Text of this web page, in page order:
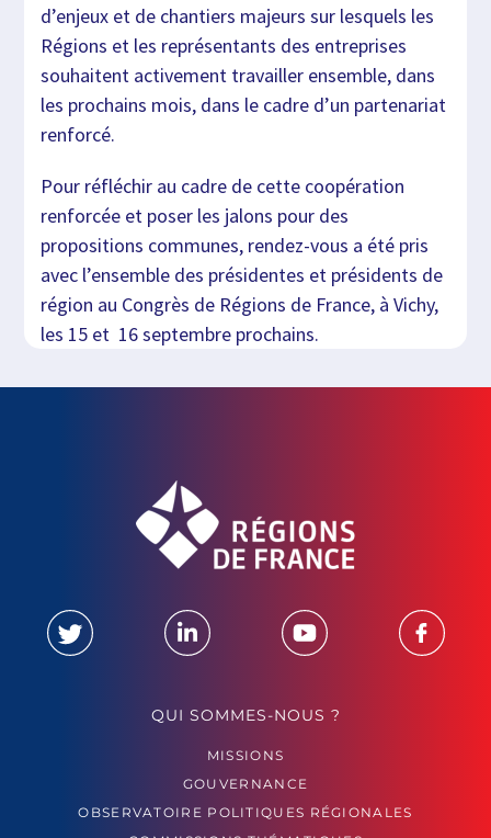
d’enjeux et de chantiers majeurs sur lesquels les
Régions et les représentants des entreprises
souhaitent activement travailler ensemble, dans
les prochains mois, dans le cadre d’un partenariat
renforcé.
Pour réfléchir au cadre de cette coopération
renforcée et poser les jalons pour des
propositions communes, rendez-vous a été pris
avec l’ensemble des présidentes et présidents de
région au Congrès de Régions de France, à Vichy,
les 15 et 16 septembre prochains.
QUI SOMMES-NOUS ?
MISSIONS
GOUVERNANCE
OBSERVATOIRE POLITIQUES RÉGIONALES